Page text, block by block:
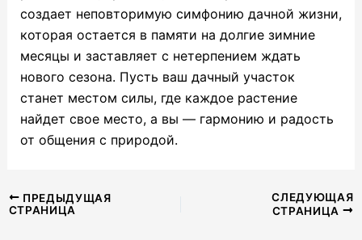
создает неповторимую симфонию дачной жизни,
которая остается в памяти на долгие зимние
месяцы и заставляет с нетерпением ждать
нового сезона. Пусть ваш дачный участок
станет местом силы, где каждое растение
найдет свое место, а вы — гармонию и радость
от общения с природой.
Навигация
по
ПРЕДЫДУЩАЯ
СТРАНИЦА
СЛЕДУЮЩАЯ
СТРАНИЦА